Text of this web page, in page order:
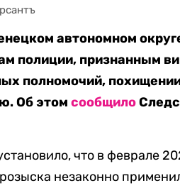
автономном
полиции, признанным
полномочий,
Об этомсообщило
что в феврале
розыска незаконно